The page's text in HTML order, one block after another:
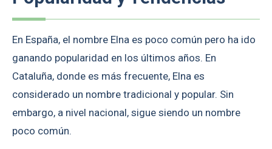
En España, el nombre Elna es poco común pero ha ido
ganando popularidad en los últimos años. En
Cataluña, donde es más frecuente, Elna es
considerado un nombre tradicional y popular. Sin
embargo, a nivel nacional, sigue siendo un nombre
poco común.